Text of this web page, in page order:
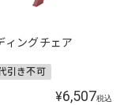
ィングチェア
引き不可
¥6,507税込